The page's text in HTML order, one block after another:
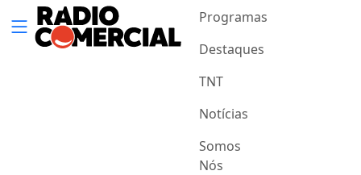
Programas
Destaques
TNT
Notícias
Somos
Nós